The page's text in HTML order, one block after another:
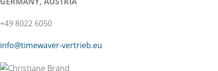
+49 8022 6050
info@timewaver-vertrieb.eu